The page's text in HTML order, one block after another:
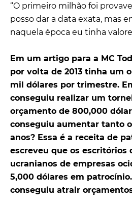
“O primeiro milhão foi
posso dar a data exata, mas
naquela época eu tinha
Em um artigo para a MC
por volta de 2013 tinha um
mil dólares por trimestre.
conseguiu realizar um
orçamento de 800,000
conseguiu aumentar tanto
anos? Essa é a receita de
escreveu que os escritórios
ucranianos de empresas
5,000 dólares em
conseguiu atrair